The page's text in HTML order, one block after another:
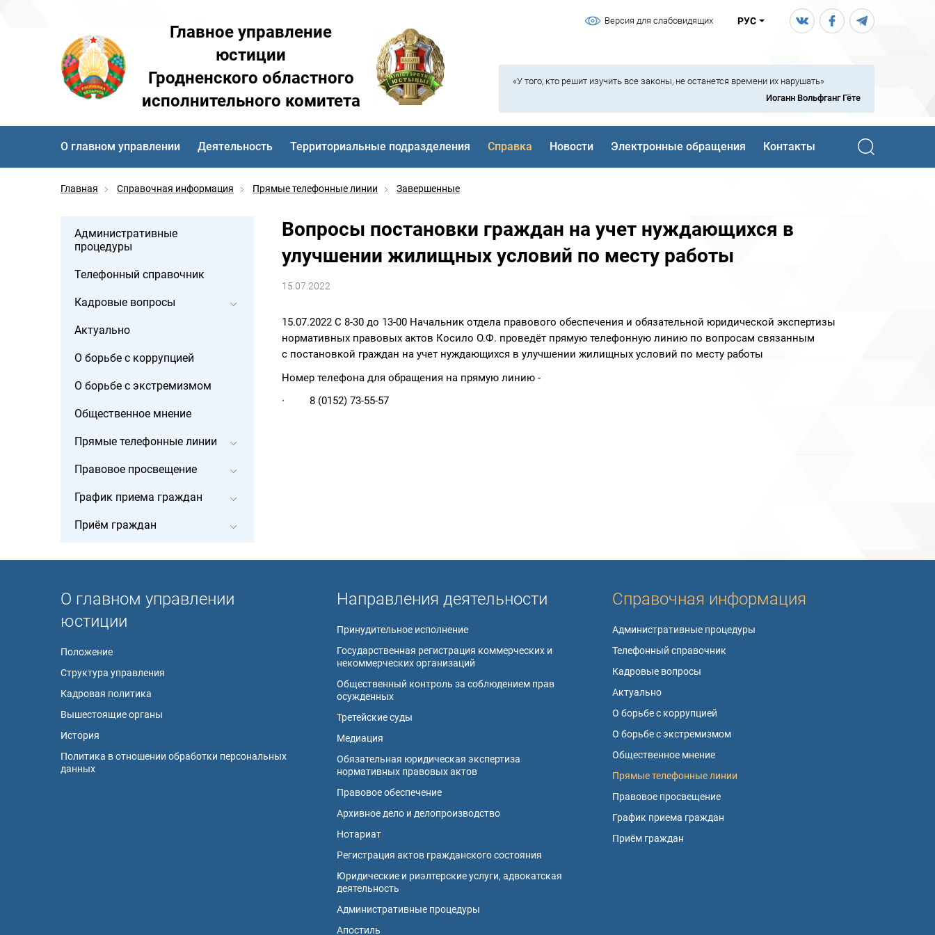
Версия для слабовидящих РУС
Главное управление
юстиции
Гродненского областного
исполнительного комитета
«У того, кто решит изучить все законы, не останется времени их нарушать»
Иоганн Вольфганг Гёте
О главном управлении Деятельность Территориальные подразделения Справка Новости Электронные обращения Контакты
Главная Справочная информация Прямые телефонные линии Завершенные
Вопросы постановки граждан на учет нуждающихся в
улучшении жилищных условий по месту работы
15.07.2022
15.07.2022 С 8-30 до 13-00 Начальник отдела правового обеспечения и обязательной юридической экспертизы
нормативных правовых актов Косило О.Ф. проведёт прямую телефонную линию по вопросам связанным
с постановкой граждан на учет нуждающихся в улучшении жилищных условий по месту работы
Номер телефона для обращения на прямую линию -
· 8 (0152) 73-55-57
Административные
процедуры
Телефонный справочник
Кадровые вопросы
Актуально
О борьбе с коррупцией
О борьбе с экстремизмом
Общественное мнение
Прямые телефонные линии
Правовое просвещение
График приема граждан
Приём граждан
О главном управлении
юстиции
Положение
Структура управления
Кадровая политика
Вышестоящие органы
История
Политика в отношении обработки персональных
данных
Направления деятельности
Принудительное исполнение
Государственная регистрация коммерческих и
некоммерческих организаций
Общественный контроль за соблюдением прав
осужденных
Третейские суды
Медиация
Обязательная юридическая экспертиза
нормативных правовых актов
Правовое обеспечение
Архивное дело и делопроизводство
Нотариат
Регистрация актов гражданского состояния
Юридические и риэлтерские услуги, адвокатская
деятельность
Административные процедуры
Апостиль
Справочная информация
Административные процедуры
Телефонный справочник
Кадровые вопросы
Актуально
О борьбе с коррупцией
О борьбе с экстремизмом
Общественное мнение
Прямые телефонные линии
Правовое просвещение
График приема граждан
Приём граждан